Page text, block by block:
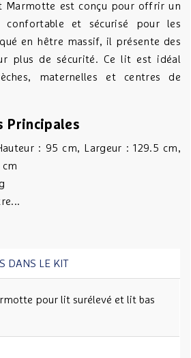
Marmotte est conçu pour offrir un
confortable et sécurisé pour les
en hêtre massif, il présente des
plus de sécurité. Ce lit est idéal
maternelles et centres de
Principales
: 95 cm, Largeur : 129.5 cm,
cm
DANS LE KIT
pour lit surélevé et lit bas